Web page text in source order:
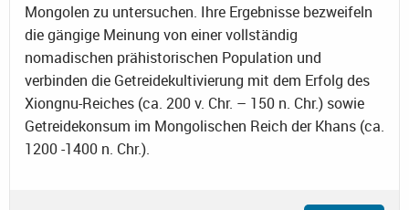
Mongolen zu untersuchen. Ihre Ergebnisse bezweifeln
die gängige Meinung von einer vollständig
nomadischen prähistorischen Population und
verbinden die Getreidekultivierung mit dem Erfolg des
Xiongnu-Reiches (ca. 200 v. Chr. – 150 n. Chr.) sowie
Getreidekonsum im Mongolischen Reich der Khans (ca.
1200 -1400 n. Chr.).